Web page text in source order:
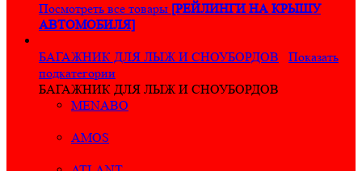
Посмотреть все товары [РЕЙЛИНГИ НА КРЫШУ
АВТОМОБИЛЯ]
БАГАЖНИК ДЛЯ ЛЫЖ И СНОУБОРДОВ
Показать
подкатегории
БАГАЖНИК ДЛЯ ЛЫЖ И СНОУБОРДОВ
MENABO
AMOS